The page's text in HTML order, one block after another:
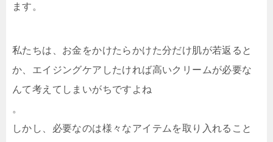
ます。
私たちは、お金をかけたらかけた分だけ肌が若返ると
か、エイジングケアしたければ高いクリームが必要な
んて考えてしまいがちですよね
。
しかし、必要なのは様々なアイテムを取り入れること